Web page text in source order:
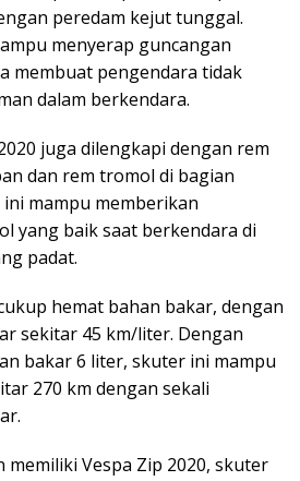
peredam kejut tunggal.
menyerap guncangan
membuat pengendara tidak
dalam berkendara.
juga dilengkapi dengan rem
dan rem tromol di bagian
mampu memberikan
yang baik saat berkendara di
padat.
hemat bahan bakar, dengan
sekitar 45 km/liter. Dengan
bakar 6 liter, skuter ini mampu
270 km dengan sekali
memiliki Vespa Zip 2020, skuter